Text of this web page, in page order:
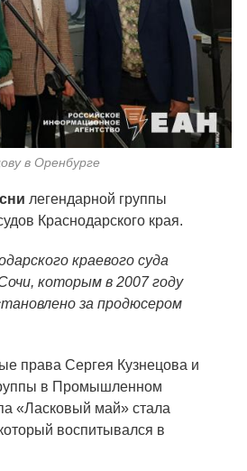
в Оренбурге
легендарной группы
Краснодарского края.
краевого суда
которым в 2007 году
за продюсером
права Сергея Кузнецова и
в Промышленном
«Ласковый май» стала
воспитывался в